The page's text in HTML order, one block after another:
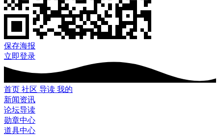
保存海报
立即登录
首页 社区 导读 我的
新闻资讯
论坛导读
勋章中心
道具中心